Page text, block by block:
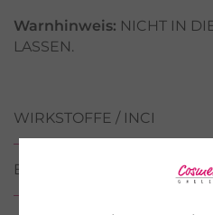
Warnhinweis: NICHT IN
LASSEN.
WIRKSTOFFE / INCI
BEWERTUNGEN